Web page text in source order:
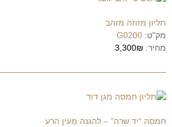
תליון מזוזה מזהב
מק"ט: G0200
מחיר: 3,300₪
חמסה “יד שרה” – להגנה מעין הרע